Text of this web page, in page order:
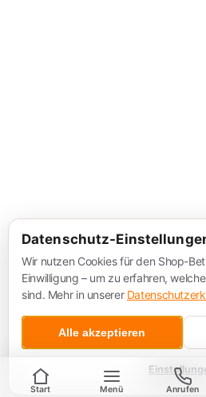
Start Menü Anrufen
Datenschutz-
Wir nutzen Cookies für den Shop-
Einwilligung – um zu erfahren,
sind. Mehr in unserer
Alle akzeptieren